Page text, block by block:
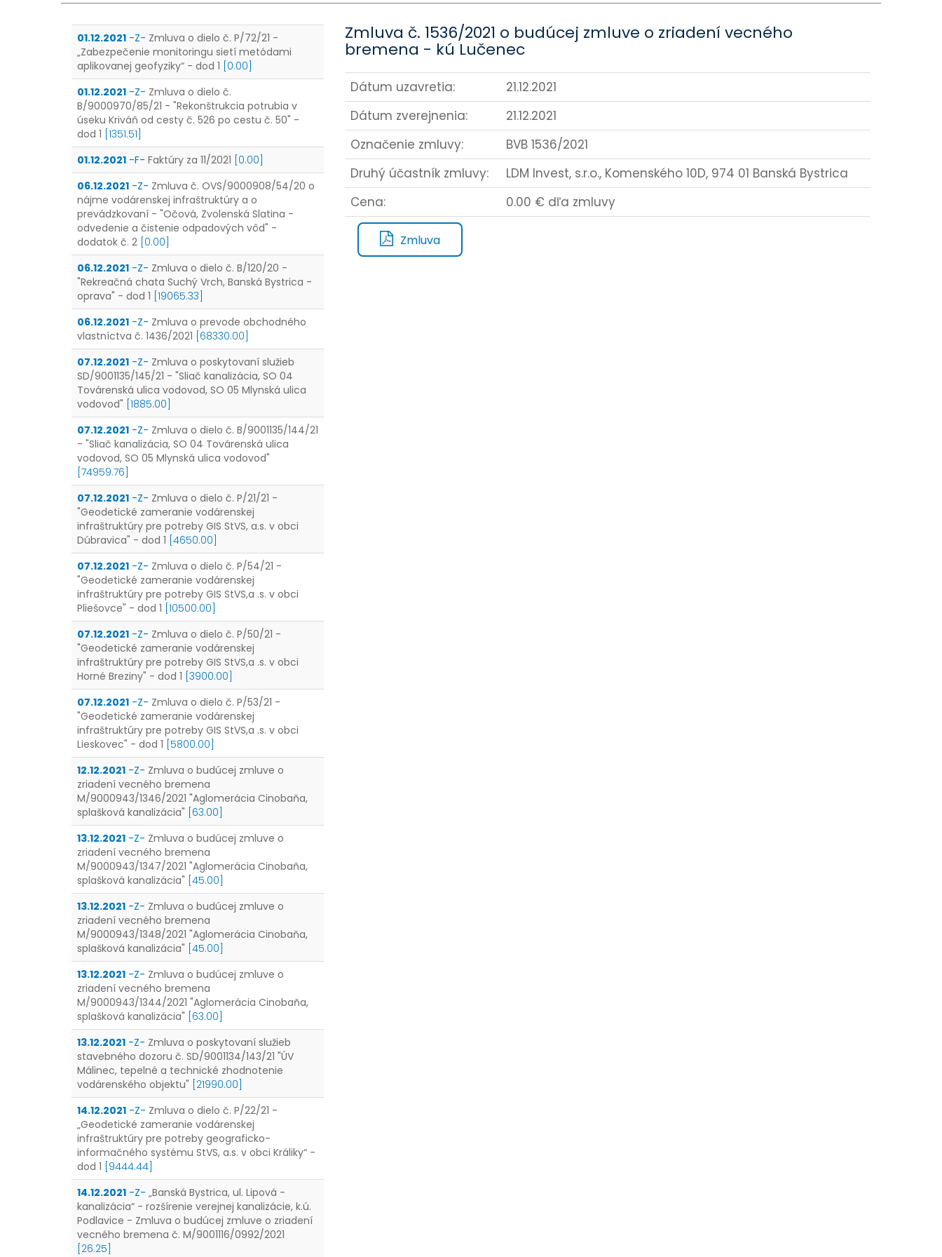
01.12.2021 -Z- Zmluva o dielo č. P/72/21 -
„Zabezpečenie monitoringu sietí metódami
aplikovanej geofyziky“ - dod 1 [0.00]
01.12.2021 -Z- Zmluva o dielo č.
B/9000970/85/21 - "Rekonštrukcia potrubia v
úseku Kriváň od cesty č. 526 po cestu č. 50" -
dod 1 [1351.51]
01.12.2021 -F- Faktúry za 11/2021 [0.00]
06.12.2021 -Z- Zmluva č. OVS/9000908/54/20 o
nájme vodárenskej infraštruktúry a o
prevádzkovaní - "Očová, Zvolenská Slatina -
odvedenie a čistenie odpadových vôd" -
dodatok č. 2 [0.00]
06.12.2021 -Z- Zmluva o dielo č. B/120/20 -
"Rekreačná chata Suchý Vrch, Banská Bystrica -
oprava" - dod 1 [19065.33]
06.12.2021 -Z- Zmluva o prevode obchodného
vlastníctva č. 1436/2021 [68330.00]
07.12.2021 -Z- Zmluva o poskytovaní služieb
SD/9001135/145/21 - "Sliač kanalizácia, SO 04
Továrenská ulica vodovod, SO 05 Mlynská ulica
vodovod" [1885.00]
07.12.2021 -Z- Zmluva o dielo č. B/9001135/144/21
- "Sliač kanalizácia, SO 04 Továrenská ulica
vodovod, SO 05 Mlynská ulica vodovod"
[74959.76]
07.12.2021 -Z- Zmluva o dielo č. P/21/21 -
"Geodetické zameranie vodárenskej
infraštruktúry pre potreby GIS StVS, a.s. v obci
Dúbravica" - dod 1 [4650.00]
07.12.2021 -Z- Zmluva o dielo č. P/54/21 -
"Geodetické zameranie vodárenskej
infraštruktúry pre potreby GIS StVS,a .s. v obci
Pliešovce" - dod 1 [10500.00]
07.12.2021 -Z- Zmluva o dielo č. P/50/21 -
"Geodetické zameranie vodárenskej
infraštruktúry pre potreby GIS StVS,a .s. v obci
Horné Breziny" - dod 1 [3900.00]
07.12.2021 -Z- Zmluva o dielo č. P/53/21 -
"Geodetické zameranie vodárenskej
infraštruktúry pre potreby GIS StVS,a .s. v obci
Lieskovec" - dod 1 [5800.00]
12.12.2021 -Z- Zmluva o budúcej zmluve o
zriadení vecného bremena
M/9000943/1346/2021 "Aglomerácia Cinobaňa,
splašková kanalizácia" [63.00]
13.12.2021 -Z- Zmluva o budúcej zmluve o
zriadení vecného bremena
M/9000943/1347/2021 "Aglomerácia Cinobaňa,
splašková kanalizácia" [45.00]
13.12.2021 -Z- Zmluva o budúcej zmluve o
zriadení vecného bremena
M/9000943/1348/2021 "Aglomerácia Cinobaňa,
splašková kanalizácia" [45.00]
13.12.2021 -Z- Zmluva o budúcej zmluve o
zriadení vecného bremena
M/9000943/1344/2021 "Aglomerácia Cinobaňa,
splašková kanalizácia" [63.00]
13.12.2021 -Z- Zmluva o poskytovaní služieb
stavebného dozoru č. SD/9001134/143/21 "ÚV
Málinec, tepelné a technické zhodnotenie
vodárenského objektu" [21990.00]
14.12.2021 -Z- Zmluva o dielo č. P/22/21 -
„Geodetické zameranie vodárenskej
infraštruktúry pre potreby geograficko-
informačného systému StVS, a.s. v obci Králiky“ -
dod 1 [9444.44]
14.12.2021 -Z- „Banská Bystrica, ul. Lipová -
kanalizácia“ - rozšírenie verejnej kanalizácie, k.ú.
Podlavice - Zmluva o budúcej zmluve o zriadení
vecného bremena č. M/9001116/0992/2021
[26.25]
Zmluva č. 1536/2021 o budúcej zmluve o zriadení vecného
bremena - kú Lučenec
Dátum uzavretia:
21.12.2021
Dátum zverejnenia:
21.12.2021
Označenie zmluvy:
BVB 1536/2021
Druhý účastník zmluvy:
LDM Invest, s.r.o., Komenského 10D, 974 01 Banská Bystrica
Cena:
0.00 € dľa zmluvy
Zmluva